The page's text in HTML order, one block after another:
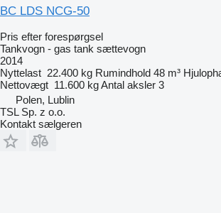
BC LDS NCG-50
Pris efter forespørgsel
Tankvogn - gas tank sættevogn
2014
Nyttelast 22.400 kg Rumindhold 48 m³
Nettovægt 11.600 kgAntal aksler 3
Polen, Lublin
TSL Sp. z o.o.
Kontakt sælgeren